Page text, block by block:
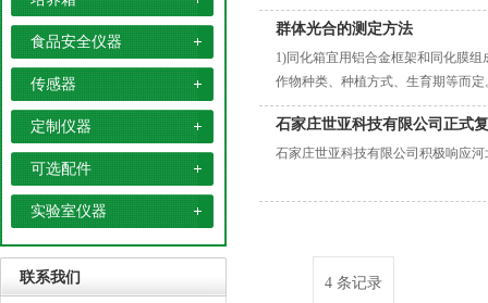
食品安全仪器
传感器
定制仪器
可选配件
实验室仪器
联系我们
品，园艺、果品、蔬菜、外贸等各
群体光合的测定方法
1)同化箱宜用铝合金框架和同化膜
作物种类、种植方式、生育期等而
石家庄世亚科技有限公司正式
石家庄世亚科技有限公司积极响应
4 条记录